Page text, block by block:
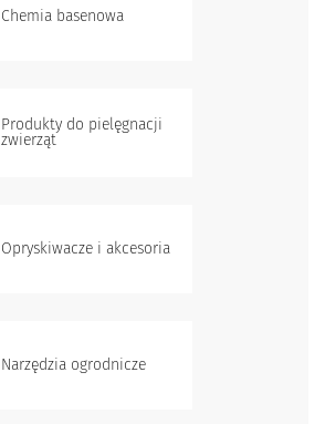
Chemia basenowa
Produkty do pielęgnacji
zwierząt
Opryskiwacze i akcesoria
Narzędzia ogrodnicze